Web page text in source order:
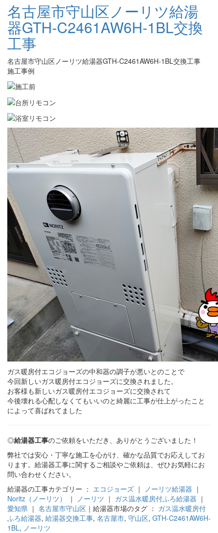
名古屋市守山区ノーリツ給湯
器GTH-C2461AW6H-1BL交換
工事
名古屋市守山区ノーリツ給湯器GTH-C2461AW6H-1BL交換工事
施工事例
ガス暖房付エコジョーズの中和器の調子が悪いとのことで
今回新しいガス暖房付エコジョーズに交換されました。
お客様も新しいガス暖房付エコジョーズに交換されて
今後壊れる心配しなくてもいいのと綺麗に工事が仕上がったこと
によって喜ばれてました
◎給湯器工事のご依頼をいただき、ありがとうございました！
弊社では安心・丁寧な施工を心がけ、確かな品質でお応えしてお
ります。給湯器工事に関するご相談やご依頼は、ぜひお気軽にお
問い合わせください。
給湯器の工事カテゴリー ： エコジョーズ ｜ ノーリツ給湯器 ｜
Noritz（ノーリツ）
｜ ノーリツ ｜ ガス温水暖房付ふろ給湯器 ｜
愛知県 ｜ 名古屋市守山区 ｜給湯器市場のタグ ： ガス温水暖房付
ふろ給湯器, 給湯器交換工事, 名古屋市, 守山区, GTH-C2461AW6H-
1BL, ノーリツ